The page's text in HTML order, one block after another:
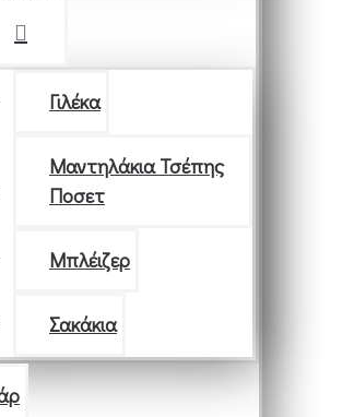
Γιλέκα
Μαντηλάκια Τσέπης
Ποσετ
Μπλέιζερ
Σακάκια